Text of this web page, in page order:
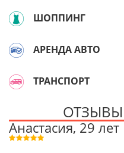
ШОППИНГ
АРЕНДА АВТО
ТРАНСПОРТ
Анастасия, 29 лет